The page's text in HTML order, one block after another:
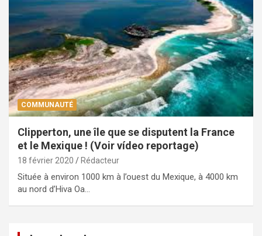
COMMUNAUTÉ
Clipperton, une île que se disputent la France
et le Mexique ! (Voir vídeo reportage)
18 février 2020 Rédacteur
Située à environ 1000 km à l’ouest du Mexique, à 4000 km
au nord d’Hiva Oa…